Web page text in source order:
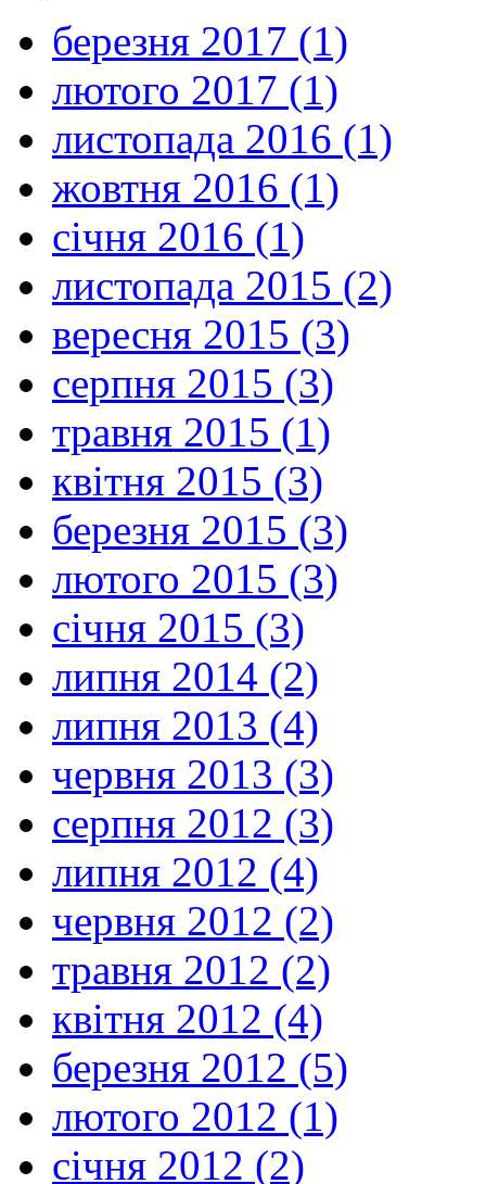
березня 2017 (1)
лютого 2017 (1)
листопада 2016 (1)
жовтня 2016 (1)
січня 2016 (1)
листопада 2015 (2)
вересня 2015 (3)
серпня 2015 (3)
травня 2015 (1)
квітня 2015 (3)
березня 2015 (3)
лютого 2015 (3)
січня 2015 (3)
липня 2014 (2)
липня 2013 (4)
червня 2013 (3)
серпня 2012 (3)
липня 2012 (4)
червня 2012 (2)
травня 2012 (2)
квітня 2012 (4)
березня 2012 (5)
лютого 2012 (1)
січня 2012 (2)